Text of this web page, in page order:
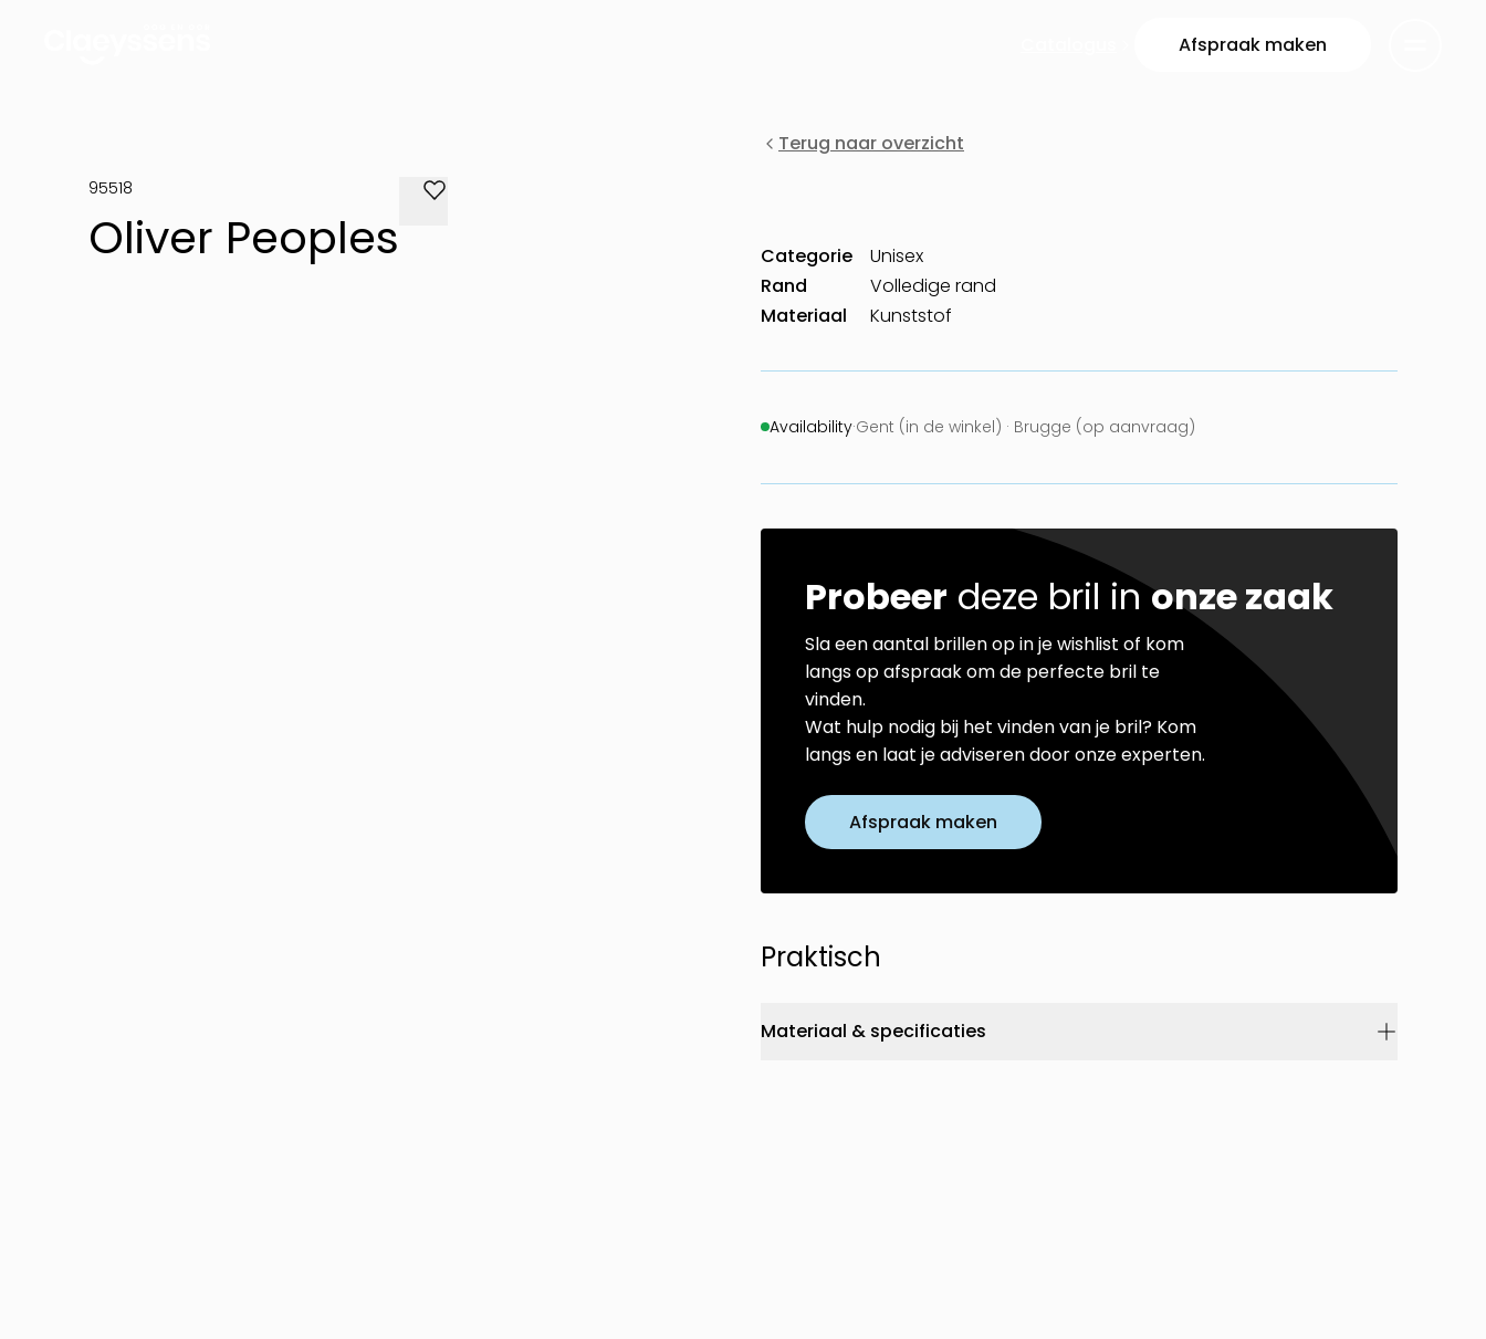
Afspraak maken
95518
Oliver Peoples
Terug naar overzicht
Categorie
Unisex
Rand
Volledige rand
Materiaal
Kunststof
Availability·Gent (in de winkel) · Brugge (op aanvraag)
Probeer deze bril inonze zaak
Sla een aantal brillen op in je wishlist of kom
langs op afspraak om de perfecte bril te
vinden.
Wat hulp nodig bij het vinden van je bril? Kom
langs en laat je adviseren door onze experten.
Afspraak maken
Praktisch
Materiaal & specificaties